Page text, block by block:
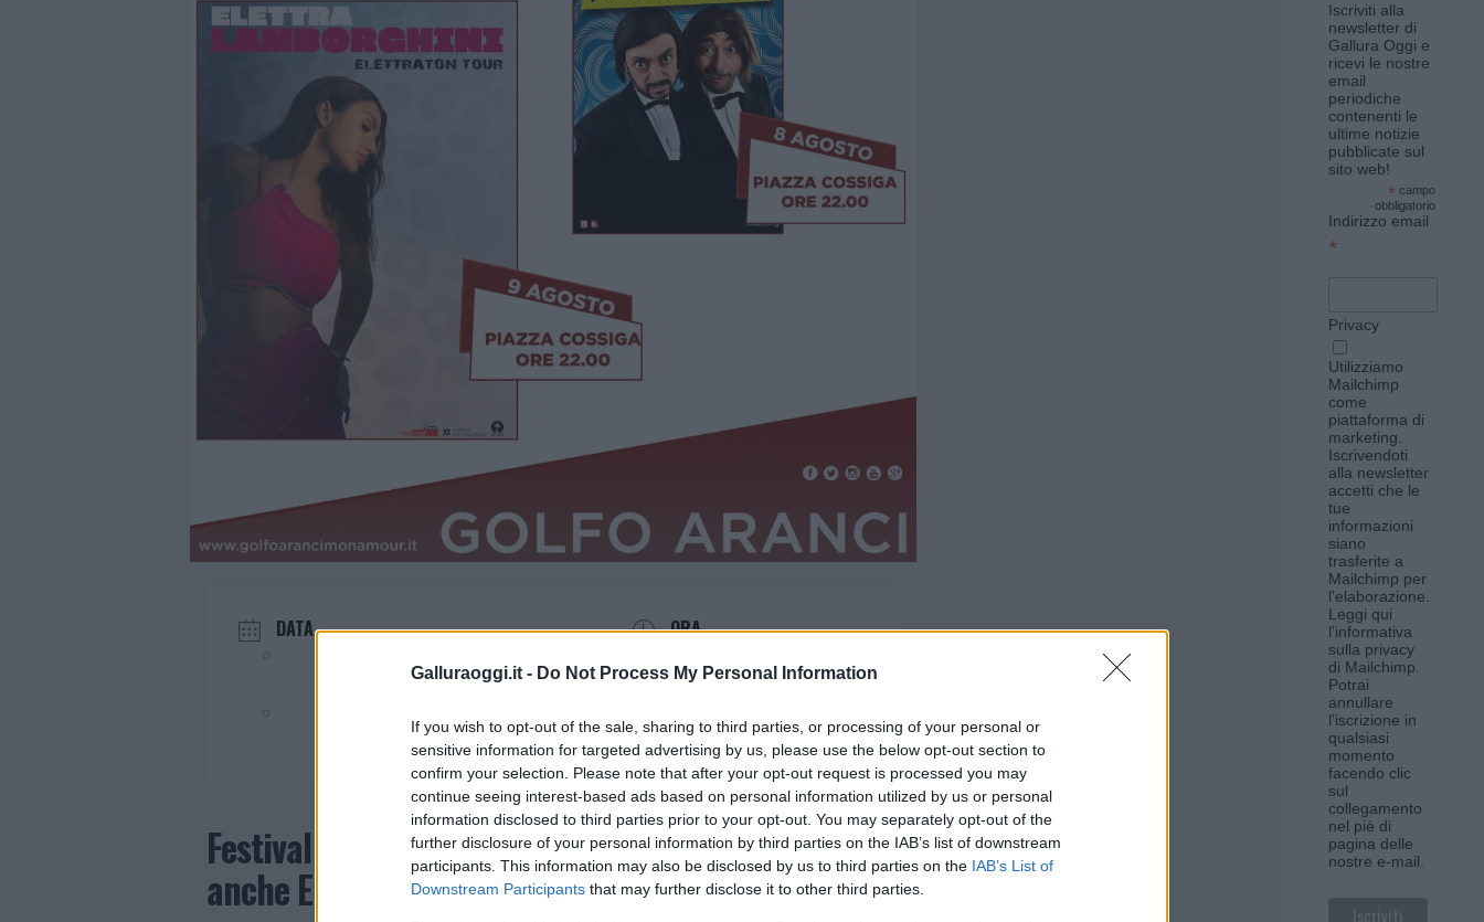
Galluraoggi.it - Do Not Process My Personal Information
If you wish to opt-out of the sale, sharing to third parties, or processing of your personal or
sensitive information for targeted advertising by us, please use the below opt-out section to
confirm your selection. Please note that after your opt-out request is processed you may
continue seeing interest-based ads based on personal information utilized by us or personal
information disclosed to third parties prior to your opt-out. You may separately opt-out of the
further disclosure of your personal information by third parties on the IAB’s list of downstream
participants. This information may also be disclosed by us to third parties on the IAB’s List of
Downstream Participants that may further disclose it to other third parties.
DATA ORA
Festival Risate Sonore a Golfo Aranci, ci sarà
anche Elettra Lamborghini
Iscriviti alla
newsletter di
Gallura Oggi e
ricevi le nostre
email
periodiche
contenenti le
ultime notizie
pubblicate sul
sito web!
* campo
obbligatorio
Indirizzo email
*
Privacy
Utilizziamo
Mailchimp
come
piattaforma di
marketing.
Iscrivendoti
alla newsletter
accetti che le
tue
informazioni
siano
trasferite a
Mailchimp per
l'elaborazione.
Leggi qui
l'informativa
sulla privacy
di Mailchimp.
Potrai
annullare
l'iscrizione in
qualsiasi
momento
facendo clic
sul
collegamento
nel piè di
pagina delle
nostre e-mail.